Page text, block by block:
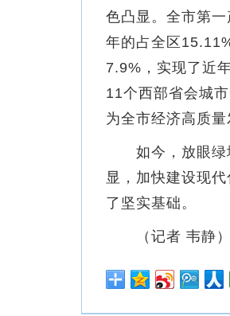
色凸显。全市第
年的占全区
7.9%，实现了近
11个西部省会城
为全市经济高质量
如今，放眼绿城
显，加快建设现
了坚实基础。
（记者 韦静）